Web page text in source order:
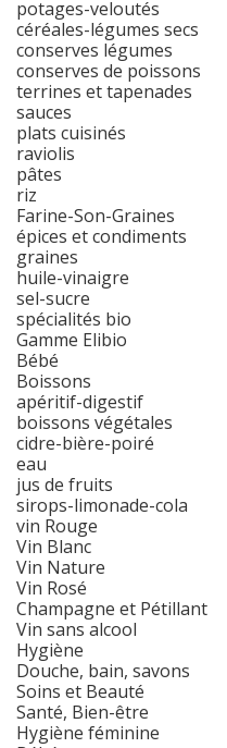
potages-veloutés
céréales-légumes secs
conserves légumes
conserves de poissons
terrines et tapenades
sauces
plats cuisinés
raviolis
pâtes
riz
Farine-Son-Graines
épices et condiments
graines
huile-vinaigre
sel-sucre
spécialités bio
Gamme Elibio
Bébé
Boissons
apéritif-digestif
boissons végétales
cidre-bière-poiré
eau
jus de fruits
sirops-limonade-cola
vin Rouge
Vin Blanc
Vin Nature
Vin Rosé
Champagne et Pétillant
Vin sans alcool
Hygiène
Douche, bain, savons
Soins et Beauté
Santé, Bien-être
Hygiène féminine